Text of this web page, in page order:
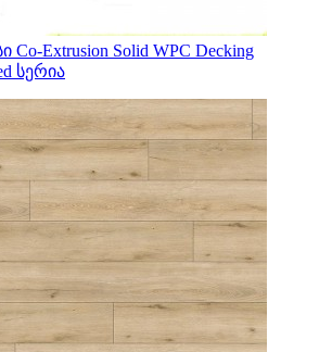
Co-Extrusion Solid WPC Decking
სერია